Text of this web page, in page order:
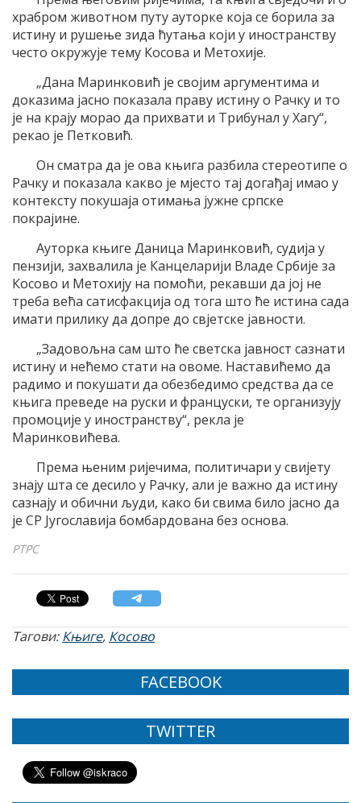
храбром животном путу ауторке која се борила за
истину и рушење зида ћутања који у иностранству
често окружује тему Косова и Метохије.
„Дана Маринковић је својим аргументима и
доказима јасно показала праву истину о Рачку и то
је на крају морао да прихвати и Трибунал у Хагу“,
рекао је Петковић.
Он сматра да је ова књига разбила стереотипе о
Рачку и показала какво је мјесто тај догађај имао у
контексту покушаја отимања јужне српске
покрајине.
Ауторка књиге Даница Маринковић, судија у
пензији, захвалила је Канцеларији Владе Србије за
Косово и Метохију на помоћи, рекавши да јој не
треба већа сатисфакција од тога што ће истина сада
имати прилику да допре до свјетске јавности.
„Задовољна сам што ће светска јавност сазнати
истину и нећемо стати на овоме. Наставићемо да
радимо и покушати да обезбедимо средства да се
књига преведе на руски и француски, те организују
промоције у иностранству“, рекла је
Маринковићева.
Према њеним ријечима, политичари у свијету
знају шта се десило у Рачку, али је важно да истину
сазнају и обични људи, како би свима било јасно да
је СР Југославија бомбардована без основа.
РТРС
Тагови:Књиге, Косово
FACEBOOK
TWITTER